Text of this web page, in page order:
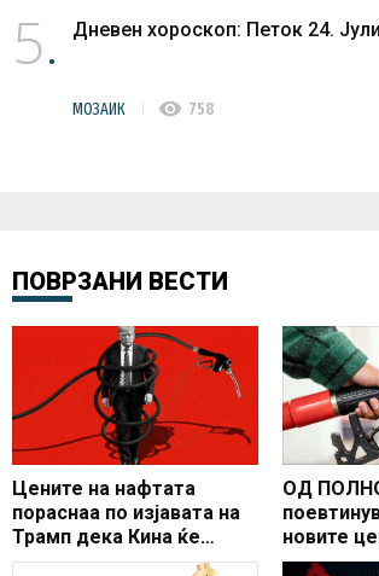
5 Дневен хороскоп: Петок 24.
МОЗАИК visibility 758
ПОВРЗАНИ ВЕСТИ
Цените на нафтата
пораснаа по изјавата на
Трамп дека Кина ќе
купува американска
ОД
новите